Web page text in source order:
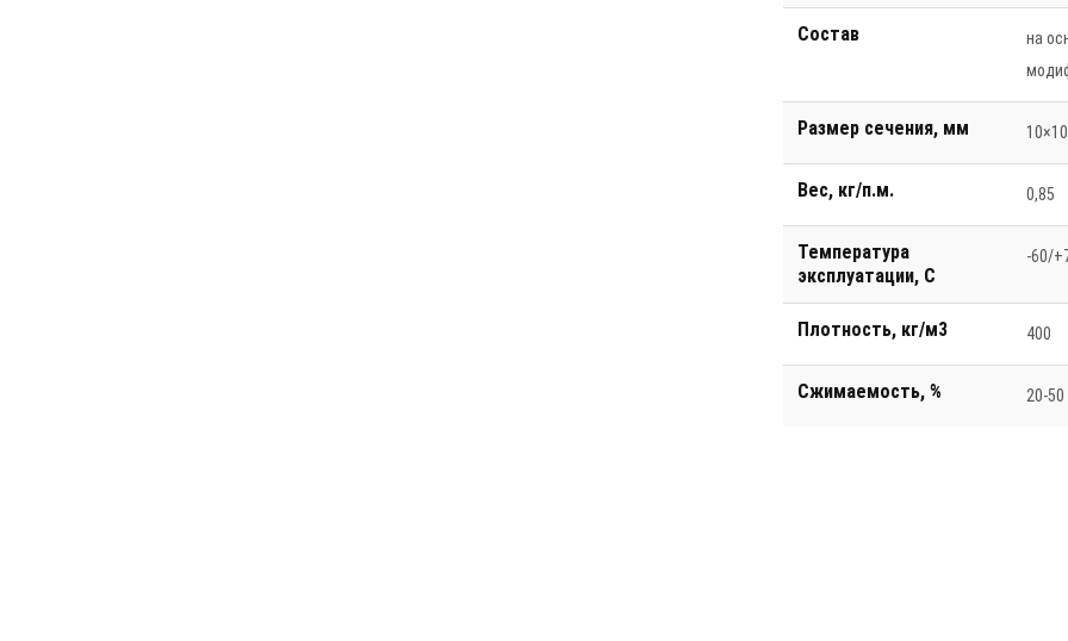
Состав
на
Размер сечения, мм
Вес, кг/п.м. 0,85
Температура
эксплуатации, С
-60/
Плотность, кг/м3 400
Сжимаемость, % 20-50